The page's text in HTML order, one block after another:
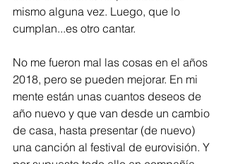
mismo alguna vez. Luego, que lo
cumplan...es otro cantar.
No me fueron mal las cosas en el años
2018, pero se pueden mejorar. En mi
mente están unas cuantos deseos de
año nuevo y que van desde un cambio
de casa, hasta presentar (de nuevo)
una canción al festival de eurovisión. Y